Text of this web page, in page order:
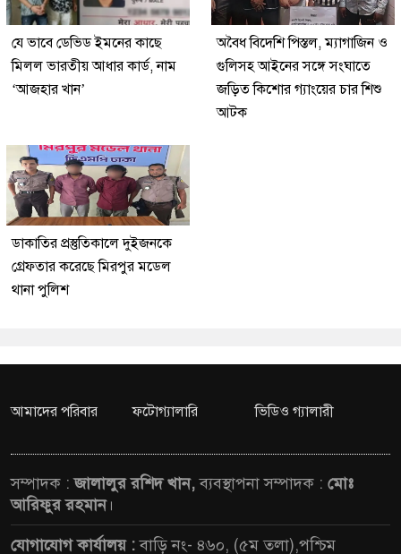
যে ভাবে ডেভিড ইমনের কাছে
মিলল ভারতীয় আধার কার্ড, নাম
‘আজহার খান’
অবৈধ বিদেশি পিস্তল, ম্যাগাজিন ও
গুলিসহ আইনের সঙ্গে সংঘাতে
জড়িত কিশোর গ্যাংয়ের চার শিশু
আটক
ডাকাতির প্রস্তুতিকালে দুইজনকে
গ্রেফতার করেছে মিরপুর মডেল
থানা পুলিশ
আমাদের পরিবার ফটোগ্যালারি ভিডিও গ্যালারী
সম্পাদক :জালালুর রশিদ খান,ব্যবস্থাপনা সম্পাদক : মোঃ
আরিফুর রহমান।
যোগাযোগ কার্যালয় :বাড়ি নং- ৪৬০, (৫ম তলা),পশ্চিম